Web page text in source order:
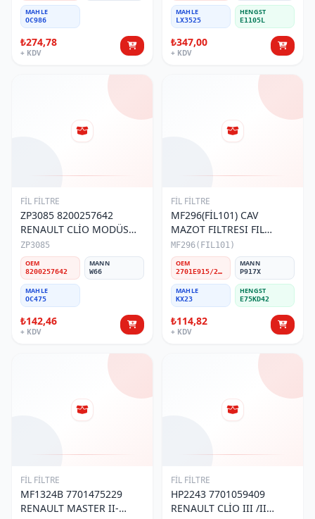
MAHLE
OC986
₺274,78
+ KDV
MAHLE
LX3525
HENGST
E1105L
₺347,00
+ KDV
FİL FİLTRE
ZP3085 8200257642
RENAULT CLİO MODÜS
1.2 YAĞ FİLTRESİ
ZP3085
OEM
8200257642
MANN
W66
MAHLE
OC475
₺142,46
+ KDV
FİL FİLTRE
MF296(FİL101) CAV
MAZOT FILTRESI FIL
MARKA
MF296(FIL101)
OEM
2701E915/26540017/26561117/3405418M2/1841890M91/1901687
MANN
P917X
MAHLE
KX23
HENGST
E75KD42
₺114,82
+ KDV
FİL FİLTRE
MF1324B 7701475229
RENAULT MASTER II-
FİL FİLTRE
HP2243 7701059409
RENAULT CLİO III /II